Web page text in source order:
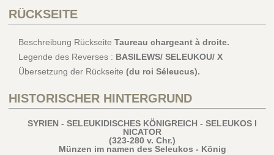
RÜCKSEITE
Beschreibung Rückseite Taureau chargeant à droite.
Legende des Reverses : BASILEWS/ SELEUKOU/ X
Übersetzung der Rückseite (du roi Séleucus).
HISTORISCHER HINTERGRUND
SYRIEN - SELEUKIDISCHES KÖNIGREICH - SELEUKOS I
NICATOR
(323-280 v. Chr.)
Münzen im namen des Seleukos - König